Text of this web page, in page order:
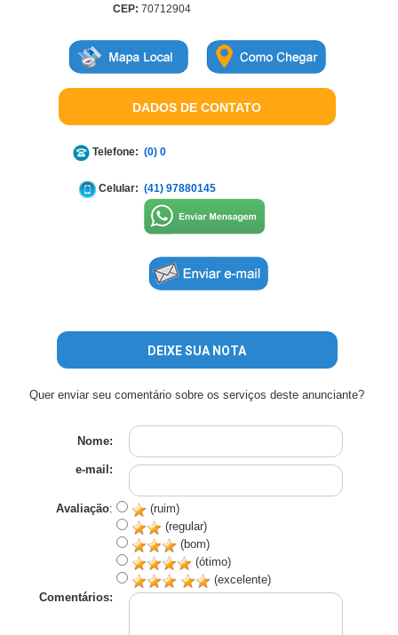
CEP: 70712904
DADOS DE CONTATO
Telefone: (0) 0
Celular: (41) 97880145
DEIXE SUA NOTA
Quer enviar seu comentário sobre os serviços deste anunciante?
Nome:
e-mail:
Avaliação:
(ruim)
(regular)
(bom)
(ótimo)
(excelente)
Comentários: